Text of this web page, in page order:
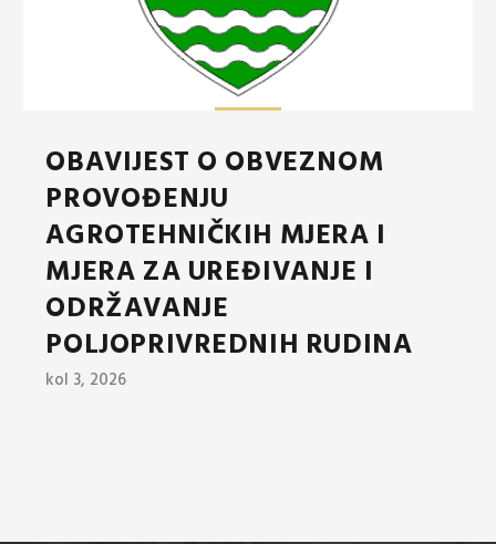
OBAVIJEST O OBVEZNOM
PROVOĐENJU
AGROTEHNIČKIH MJERA I
MJERA ZA UREĐIVANJE I
ODRŽAVANJE
POLJOPRIVREDNIH RUDINA
kol 3, 2026